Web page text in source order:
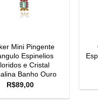
Mini Pingente
Espinelios
e Cristal
Banho Ouro
R$89,00